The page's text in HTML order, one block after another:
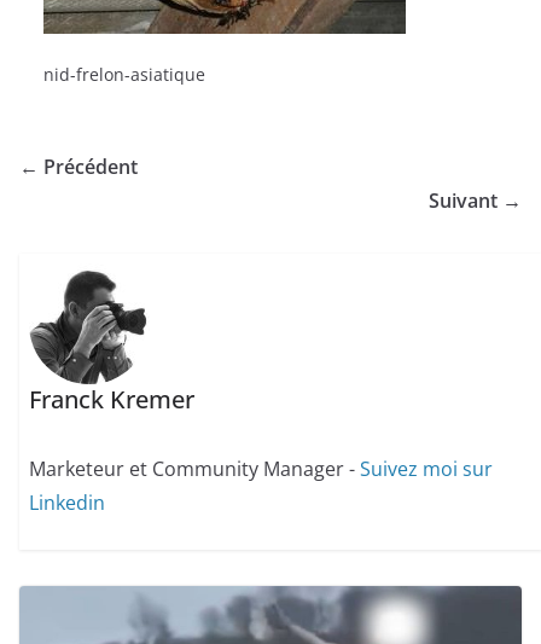
nid-frelon-asiatique
← Précédent
Suivant →
Franck Kremer
Marketeur et Community Manager -Suivez moi sur
Linkedin